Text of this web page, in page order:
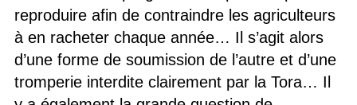
reproduire afin de contraindre les agriculteurs
à en racheter chaque année… Il s’agit alors
d’une forme de soumission de l’autre et d’une
tromperie interdite clairement par la Tora… Il